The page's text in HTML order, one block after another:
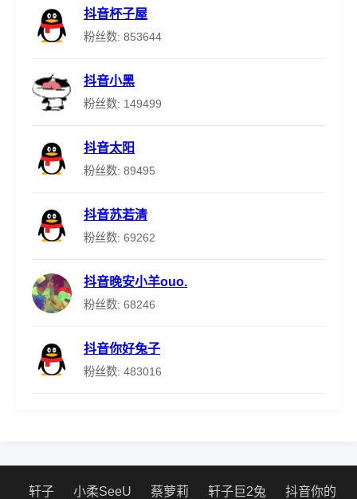
抖音杯子屋
粉丝数: 853644
抖音小黑
粉丝数: 149499
抖音太阳
粉丝数: 89495
抖音苏若清
粉丝数: 69262
抖音晚安小羊ouo.
粉丝数: 68246
抖音你好兔子
粉丝数: 483016
轩子 小柔SeeU 蔡萝莉 轩子巨2兔 抖音你的